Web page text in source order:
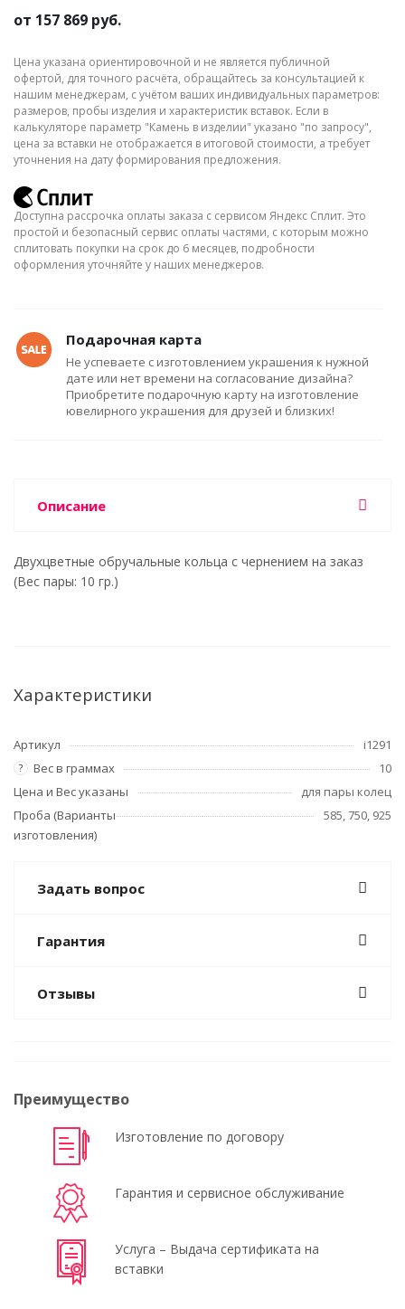
от 157 869 руб.
Цена указана ориентировочной и не является публичной
офертой, для точного расчёта, обращайтесь за консультацией к
нашим менеджерам, с учётом ваших индивидуальных параметров:
размеров, пробы изделия и характеристик вставок. Если в
калькуляторе параметр "Камень в изделии" указано "по запросу",
цена за вставки не отображается в итоговой стоимости, а требует
уточнения на дату формирования предложения.
Доступна рассрочка оплаты заказа с сервисом Яндекс Сплит. Это
простой и безопасный сервис оплаты частями, с которым можно
сплитовать покупки на срок до 6 месяцев, подробности
оформления уточняйте у наших менеджеров.
Подарочная карта
Не успеваете с изготовлением украшения к нужной
дате или нет времени на согласование дизайна?
Приобретите подарочную карту на изготовление
ювелирного украшения для друзей и близких!
Описание
Двухцветные обручальные кольца с чернением на заказ
(Вес пары: 10 гр.)
Характеристики
Артикул i1291
? Вес в граммах
10
Цена и Вес указаны
для пары колец
Проба (Варианты
изготовления)
585, 750, 925
Задать вопрос
Гарантия
Отзывы
Преимущество
Изготовление по договору
Гарантия и сервисное обслуживание
Услуга – Выдача сертификата на
вставки